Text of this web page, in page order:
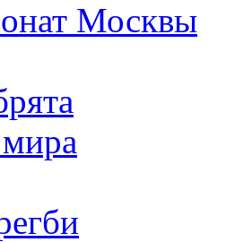
Москвы